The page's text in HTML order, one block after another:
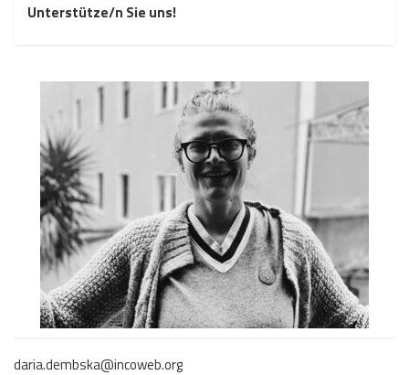
Unterstütze/n Sie uns!
daria.dembska@incoweb.org